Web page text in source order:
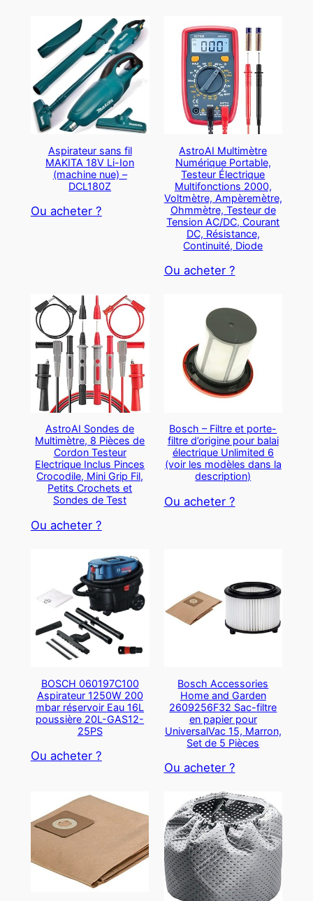
Aspirateur sans fil
MAKITA 18V Li-Ion
(machine nue) –
DCL180Z
Ou acheter ?
AstroAI Multimètre
Numérique Portable,
Testeur Électrique
Multifonctions 2000,
Voltmètre, Ampèremètre,
Ohmmètre, Testeur de
Tension AC/DC, Courant
DC, Résistance,
Continuité, Diode
Ou acheter ?
AstroAI Sondes de
Multimètre, 8 Pièces de
Cordon Testeur
Electrique Inclus Pinces
Crocodile, Mini Grip Fil,
Petits Crochets et
Sondes de Test
Ou acheter ?
Bosch – Filtre et porte-
filtre d’origine pour balai
électrique Unlimited 6
(voir les modèles dans la
description)
Ou acheter ?
BOSCH 060197C100
Aspirateur 1250W 200
mbar réservoir Eau 16L
poussière 20L-GAS12-
25PS
Ou acheter ?
Bosch Accessories
Home and Garden
2609256F32 Sac-filtre
en papier pour
UniversalVac 15, Marron,
Set de 5 Pièces
Ou acheter ?